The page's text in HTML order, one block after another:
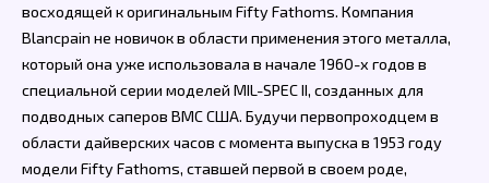
восходящей к оригинальным Fifty Fathoms. Компания
Blancpain не новичок в области применения этого металла,
который она уже использовала в начале 1960-х годов в
специальной серии моделей MIL-SPEC II, созданных для
подводных саперов ВМС США. Будучи первопроходцем в
области дайверских часов с момента выпуска в 1953 году
модели Fifty Fathoms, ставшей первой в своем роде,